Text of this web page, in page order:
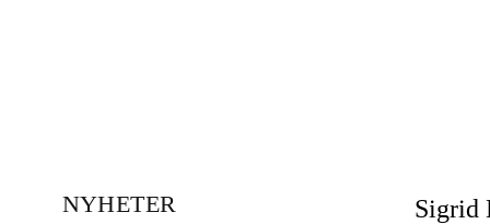
Sigrid
NYHETER